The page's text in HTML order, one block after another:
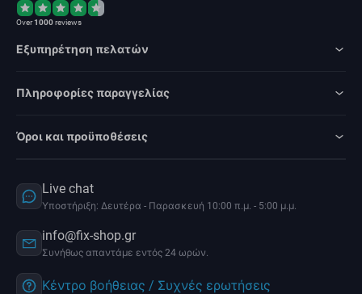
Over1000reviews
Εξυπηρέτηση πελατών
Πληροφορίες παραγγελίας
Όροι και προϋποθέσεις
Live chat
Υποστήριξη: Δευτέρα - Παρασκευή 10:00 π.μ. - 5:00 μ.μ.
info@fix-shop.gr
Συνήθως απαντάμε εντός 24 ωρών.
Κέντρο βοήθειας / Συχνές ερωτήσεις